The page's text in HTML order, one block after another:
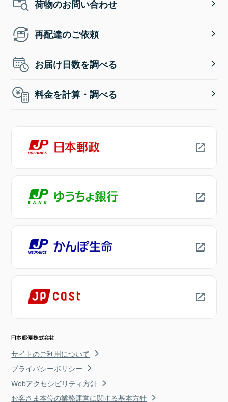
荷物のお問い合わせ
再配達のご依頼
お届け日数を調べる
料金を計算・調べる
サイトのご利用について
プライバシーポリシー
Webアクセシビリティ方針
お客さま本位の業務運営に関する基本方針